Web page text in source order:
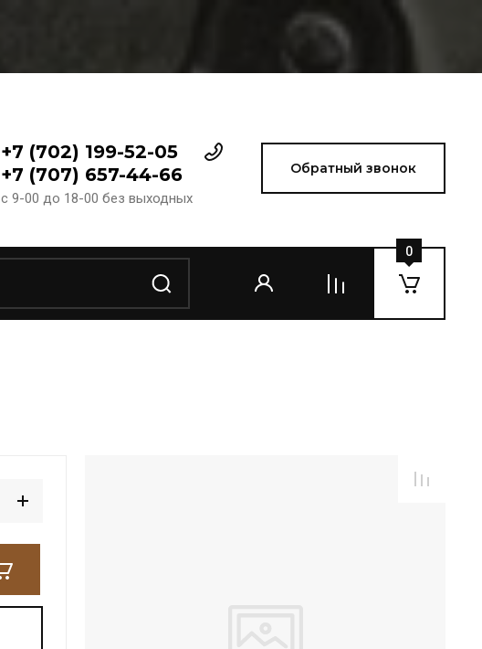
+7 (702) 199-52-05
+7 (707) 657-44-66
с 9-00 до 18-00 без выходных
Обратный звонок
0